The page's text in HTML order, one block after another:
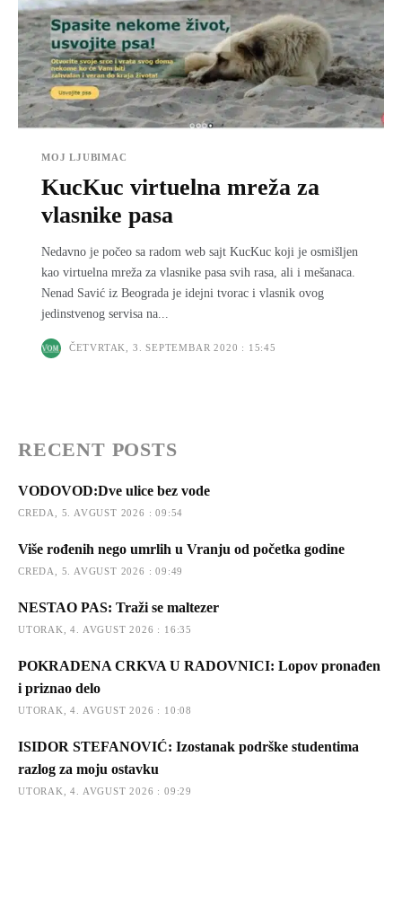
MOJ LJUBIMAC
KucKuc virtuelna mreža za
vlasnike pasa
Nedavno je počeo sa radom web sajt KucKuc koji je osmišljen
kao virtuelna mreža za vlasnike pasa svih rasa, ali i mešanaca.
Nenad Savić iz Beograda je idejni tvorac i vlasnik ovog
jedinstvenog servisa na...
ČETVRTAK, 3. SEPTEMBAR 2020 : 15:45
RECENT POSTS
VODOVOD:Dve ulice bez vode
CREDA, 5. AVGUST 2026 : 09:54
Više rođenih nego umrlih u Vranju od početka godine
CREDA, 5. AVGUST 2026 : 09:49
NESTAO PAS: Traži se maltezer
UTORAK, 4. AVGUST 2026 : 16:35
POKRADENA CRKVA U RADOVNICI: Lopov pronađen
i priznao delo
UTORAK, 4. AVGUST 2026 : 10:08
ISIDOR STEFANOVIĆ: Izostanak podrške studentima
razlog za moju ostavku
UTORAK, 4. AVGUST 2026 : 09:29